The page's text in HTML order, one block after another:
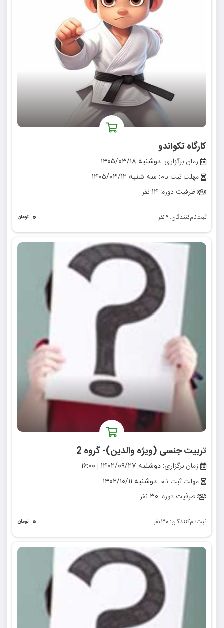
کارگاه تکواندو
زمان برگزاری: دوشنبه ۱۴۰۵/۰۳/۱۸
مهلت ثبت نام: سه شنبه ۱۴۰۵/۰۳/۱۲
ظرفیت دوره: ۱۴ نفر
ثبت‌نام‌کنندگان:۹ نفر ۰ تومان
تربیت جنسی (ویژه والدین)- گروه 2
زمان برگزاری: دوشنبه ۱۴۰۲/۰۹/۲۷ | ۱۶:۰۰
مهلت ثبت نام: دوشنبه ۱۴۰۲/۱۰/۱۱
ظرفیت دوره: ۳۰ نفر
ثبت‌نام‌کنندگان: ۳۰نفر ۰ تومان